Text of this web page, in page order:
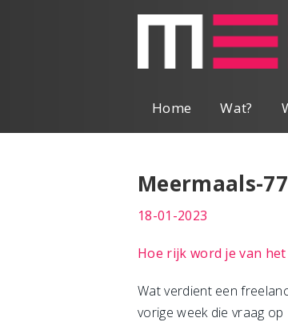
Home Wat?
Meermaals-77
18-01-2023
Hoe rijk word je van
Wat verdient een
vorige week die vraag